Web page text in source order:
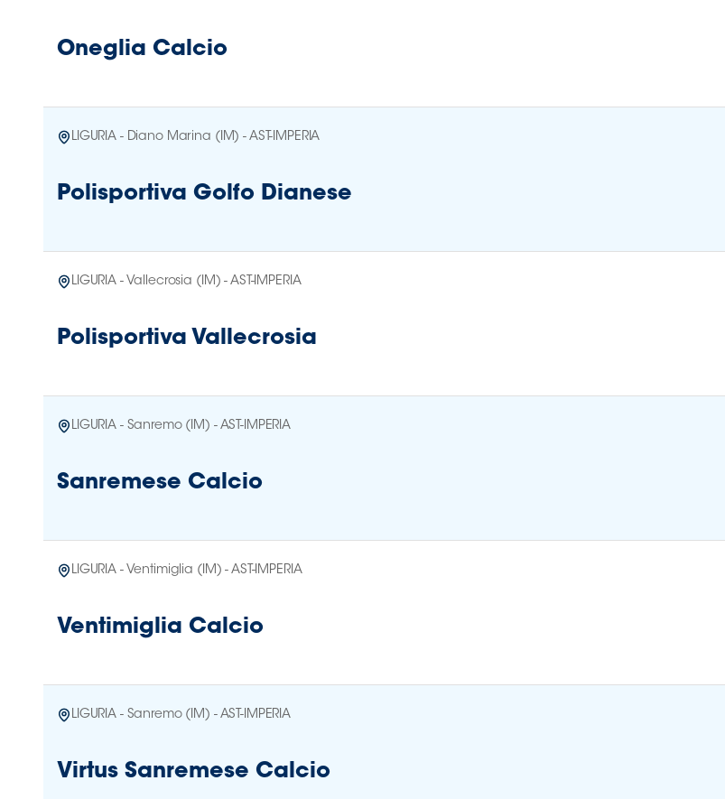
Oneglia Calcio
LIGURIA - Diano Marina (IM) - AST-IMPERIA
Polisportiva Golfo Dianese
LIGURIA - Vallecrosia (IM) - AST-IMPERIA
Polisportiva Vallecrosia
LIGURIA - Sanremo (IM) - AST-IMPERIA
Sanremese Calcio
LIGURIA - Ventimiglia (IM) - AST-IMPERIA
Ventimiglia Calcio
LIGURIA - Sanremo (IM) - AST-IMPERIA
Virtus Sanremese Calcio